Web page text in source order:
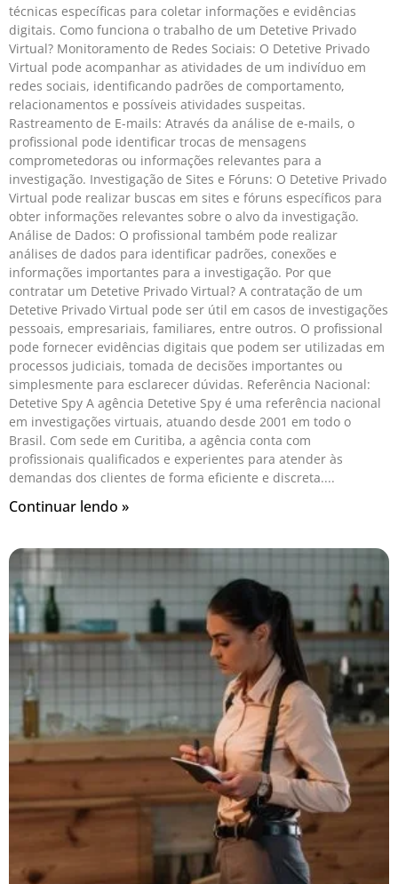
técnicas específicas para coletar informações e evidências
digitais. Como funciona o trabalho de um Detetive Privado
Virtual? Monitoramento de Redes Sociais: O Detetive Privado
Virtual pode acompanhar as atividades de um indivíduo em
redes sociais, identificando padrões de comportamento,
relacionamentos e possíveis atividades suspeitas.
Rastreamento de E-mails: Através da análise de e-mails, o
profissional pode identificar trocas de mensagens
comprometedoras ou informações relevantes para a
investigação. Investigação de Sites e Fóruns: O Detetive Privado
Virtual pode realizar buscas em sites e fóruns específicos para
obter informações relevantes sobre o alvo da investigação.
Análise de Dados: O profissional também pode realizar
análises de dados para identificar padrões, conexões e
informações importantes para a investigação. Por que
contratar um Detetive Privado Virtual? A contratação de um
Detetive Privado Virtual pode ser útil em casos de investigações
pessoais, empresariais, familiares, entre outros. O profissional
pode fornecer evidências digitais que podem ser utilizadas em
processos judiciais, tomada de decisões importantes ou
simplesmente para esclarecer dúvidas. Referência Nacional:
Detetive Spy A agência Detetive Spy é uma referência nacional
em investigações virtuais, atuando desde 2001 em todo o
Brasil. Com sede em Curitiba, a agência conta com
profissionais qualificados e experientes para atender às
demandas dos clientes de forma eficiente e discreta.
Continuar lendo »